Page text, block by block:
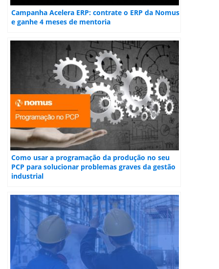
Campanha Acelera ERP: contrate o ERP da Nomus
e ganhe 4 meses de mentoria
Como usar a programação da produção no seu
PCP para solucionar problemas graves da gestão
industrial